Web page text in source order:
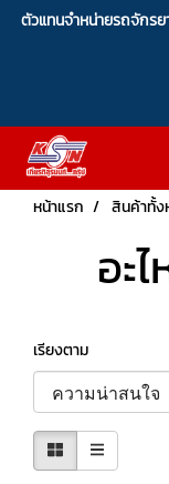
ตัวแทนจำหน่ายรถจักรย
หน้าแรก สินค้าทั้
อะ
เรียงตาม